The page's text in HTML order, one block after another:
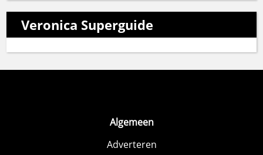
Veronica Superguide
Algemeen
Adverteren